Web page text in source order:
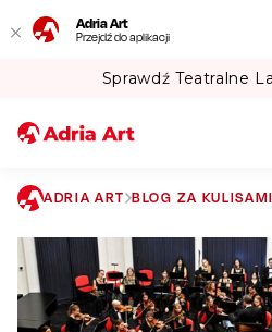
Adria Art
Przejdź do aplikacji
Sprawdź Teatralne
Szukaj
ADRIA ART BLOG ZA